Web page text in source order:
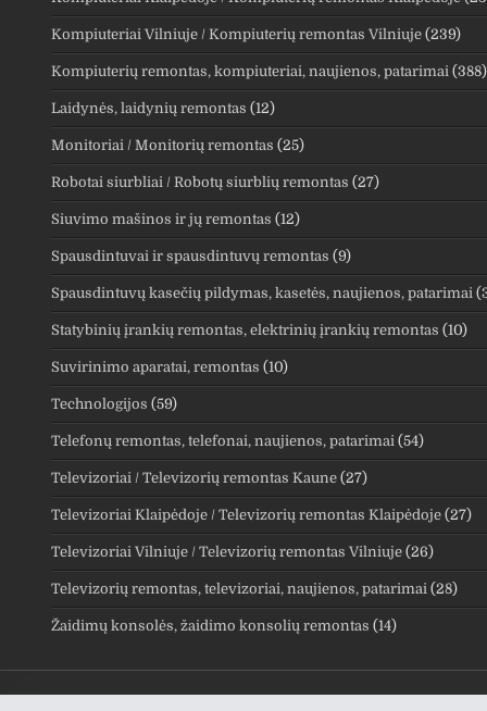
Kompiuteriai Vilniuje / Kompiuterių remontas Vilniuje (239)
Kompiuterių remontas, kompiuteriai, naujienos, patarimai (388)
Laidynės, laidynių remontas (12)
Monitoriai / Monitorių remontas (25)
Robotai siurbliai / Robotų siurblių remontas (27)
Siuvimo mašinos ir jų remontas (12)
Spausdintuvai ir spausdintuvų remontas (9)
Spausdintuvų kasečių pildymas, kasetės, naujienos, patarimai
Statybinių įrankių remontas, elektrinių įrankių remontas (10)
Suvirinimo aparatai, remontas (10)
Technologijos (59)
Telefonų remontas, telefonai, naujienos, patarimai (54)
Televizoriai / Televizorių remontas Kaune (27)
Televizoriai Klaipėdoje / Televizorių remontas Klaipėdoje (27)
Televizoriai Vilniuje / Televizorių remontas Vilniuje (26)
Televizorių remontas, televizoriai, naujienos, patarimai (28)
Žaidimų konsolės, žaidimo konsolių remontas (14)